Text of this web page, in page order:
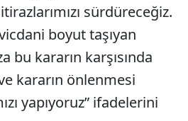
itirazlarımızı sürdüreceğiz.
boyut taşıyan
bu kararın karşısında
kararın önlenmesi
yapıyoruz” ifadelerini